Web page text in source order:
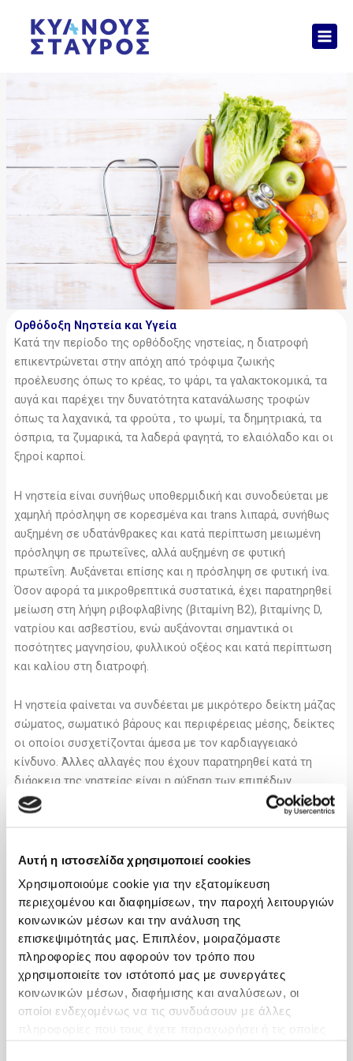
Αυτή η ιστοσελίδα χρησιμοποιεί cookies
Χρησιμοποιούμε cookie για την εξατομίκευση
περιεχομένου και διαφημίσεων, την παροχή λειτουργιών
κοινωνικών μέσων και την ανάλυση της
επισκεψιμότητάς μας. Επιπλέον, μοιραζόμαστε
πληροφορίες που αφορούν τον τρόπο που
χρησιμοποιείτε τον ιστότοπό μας με συνεργάτες
κοινωνικών μέσων, διαφήμισης και αναλύσεων, οι
οποίοι ενδεχομένως να τις συνδυάσουν με άλλες
περιεχόμενο
Ορθόδοξη Νηστεία και Υγεία
Κατά την περίοδο της ορθόδοξης νηστείας, η διατροφή
επικεντρώνεται στην απόχη από τρόφιμα ζωικής
προέλευσης όπως το κρέας, το ψάρι, τα γαλακτοκομικά, τα
αυγά και παρέχει την δυνατότητα κατανάλωσης τροφών
όπως τα λαχανικά, τα φρούτα , το ψωμί, τα δημητριακά, τα
όσπρια, τα ζυμαρικά, τα λαδερά φαγητά, το ελαιόλαδο και οι
ξηροί καρποί.
Η νηστεία είναι συνήθως υποθερμιδική και συνοδεύεται με
χαμηλή πρόσληψη σε κορεσμένα και trans λιπαρά, συνήθως
αυξημένη σε υδατάνθρακες και κατά περίπτωση μειωμένη
πρόσληψη σε πρωτεΐνες, αλλά αυξημένη σε φυτική
πρωτεΐνη. Αυξάνεται επίσης και η πρόσληψη σε φυτική ίνα.
Όσον αφορά τα μικροθρεπτικά συστατικά, έχει παρατηρηθεί
μείωση στη λήψη ριβοφλαβίνης (βιταμίνη Β2), βιταμίνης D,
νατρίου και ασβεστίου, ενώ αυξάνονται σημαντικά οι
ποσότητες μαγνησίου, φυλλικού οξέος και κατά περίπτωση
και καλίου στη διατροφή.
Η νηστεία φαίνεται να συνδέεται με μικρότερο δείκτη μάζας
σώματος, σωματικό βάρους και περιφέρειας μέσης, δείκτες
οι οποίοι συσχετίζονται άμεσα με τον καρδιαγγειακό
κίνδυνο. Άλλες αλλαγές που έχουν παρατηρηθεί κατά τη
διάρκεια της νηστείας είναι η αύξηση των επιπέδων
φερριτίνης και η μείωση των επιπέδων MCHC στην πλήρη
αιματολογική εξέταση, ενώ δεν παρατηρείται αλλαγή στα
Η επίδραση της νηστείας στην αρτηριακή πίεση δεν έχει
ξεκάθαρη θετική ή αρνητική επίδραση, με επιστημονικές
μελέτες να έχουν δείξει αύξηση ή μείωση κατά της διάρκεια
της νηστείας.
Η ορθόδοξη νηστεία συσχετίζεται και με ευεργετικές
ιδιότητες για την υγεία μας, στην ποιότητα ζωής, στο στρες
και φαίνεται να βελτιώνει παράγοντες του Μεταβολικού